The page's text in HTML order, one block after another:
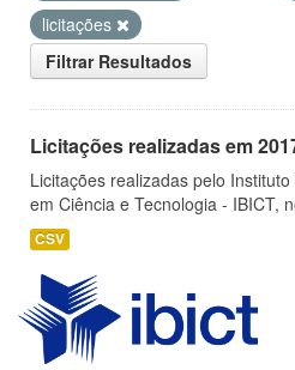
licitações
Filtrar Resultados
Licitações realizadas em
Licitações realizadas pelo
em Ciência e Tecnologia - IBICT,
CSV